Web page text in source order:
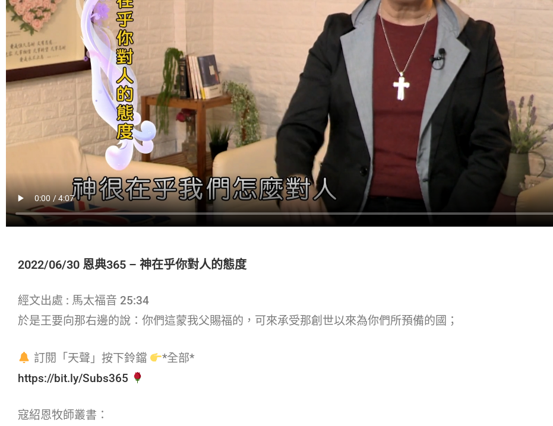
2022/06/30 恩典365 – 神在乎你對人的態度
經文出處 : 馬太福音 25:34
於是王要向那右邊的說：你們這蒙我父賜福的，可來承受那創世以來為你們所預備的國；
訂閱「天聲」按下鈴鐺
*全部*
https://bit.ly/Subs365
寇紹恩牧師叢書：